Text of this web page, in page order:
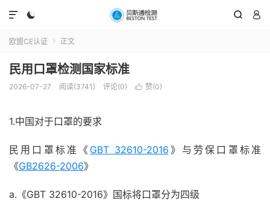
  

欧盟CE认证  正文
民用口罩检测国家标准
2026-07-27 阅读(3741) 评论(0)  赞(0)
1.中国对于口罩的要求
民用口罩标准《 GBT 32610-2016 》与劳保口罩标准
《GB2626-2006》
a.《GBT 32610-2016》国标将口罩分为四级